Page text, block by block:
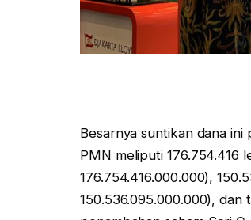
Besarnya suntikan dana
PMN meliputi 176.754.416
176.754.416.000.000),
150.536.095.000.000), dan